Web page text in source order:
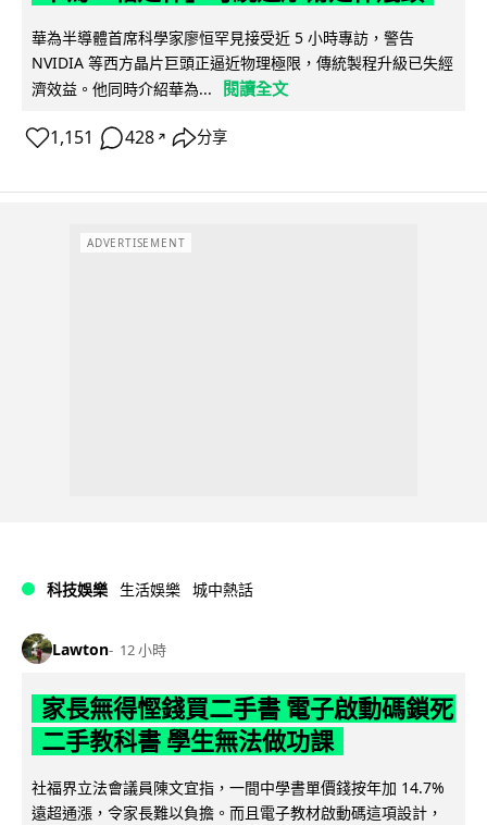
華為半導體首席科學家廖恒罕見接受近 5 小時專訪，警告
NVIDIA 等西方晶片巨頭正逼近物理極限，傳統製程升級已失經
濟效益。他同時介紹華為...
閱讀全文
1,151 428 ↗ 分享
ADVERTISEMENT
科技娛樂 生活娛樂 城中熱話
Lawton 12 小時
家長無得慳錢買二手書 電子啟動碼鎖死
二手教科書 學生無法做功課
社福界立法會議員陳文宜指，一間中學書單價錢按年加 14.7%
遠超通漲，令家長難以負擔。而且電子教材啟動碼這項設計，